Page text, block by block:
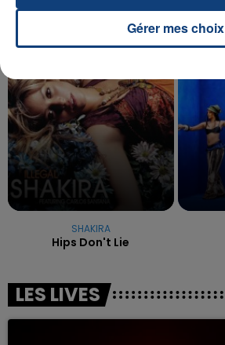
excuses.
TITRES DIFFUSÉS
SHAKIRA
Hips Don't Lie
LES LIVES
Gérer mes choix